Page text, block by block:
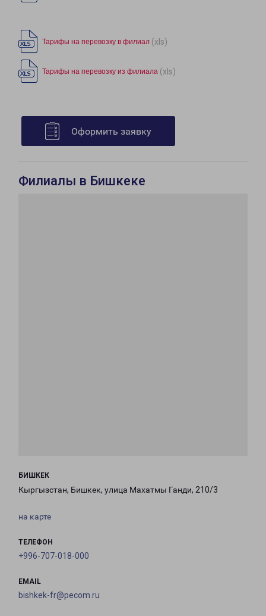
Тарифы на перевозку в филиал (xls)
Тарифы на перевозку из филиала (xls)
Оформить заявку
Филиалы в Бишкеке
БИШКЕК
Кыргызстан, Бишкек, улица Махатмы Ганди, 210/3
на карте
ТЕЛЕФОН
+996-707-018-000
EMAIL
bishkek-fr@pecom.ru